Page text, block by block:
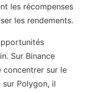
les récompenses
les rendements.
Sur Binance
concentrer sur le
Polygon, il